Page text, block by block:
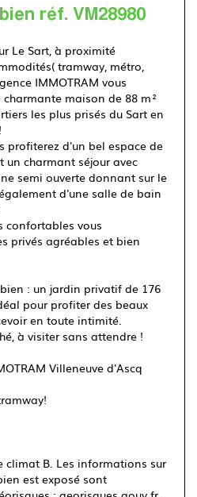
réf. VM28980
Le Sart, à proximité
tramway, métro,
IMMOTRAM vous
maison de 88 m²
les plus prisés du Sart en
profiterez d'un bel espace de
un charmant séjour avec
semi ouverte donnant sur le
d'une salle de bain
confortables vous
privés agréables et bien
: un jardin privatif de 176
pour profiter des beaux
en toute intimité.
à visiter sans attendre !
Villeneuve d'Ascq
climat B. Les informations sur
est exposé sont